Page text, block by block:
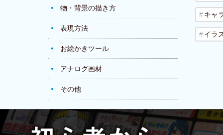
物・背景の描き方
表現方法
お絵かきツール
アナログ画材
その他
キャ
イラ